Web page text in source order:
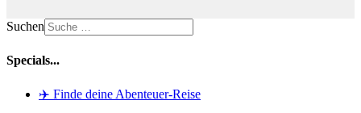
Suchen
Specials...
✈️ Finde deine Abenteuer-Reise